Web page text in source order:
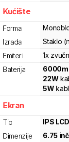
Kućište
Forma
Izrada
Staklo
Emiteri
1x
Baterija
6000
22W
5W
Ekran
Tip IPS LCD
Dimenzije
6.75